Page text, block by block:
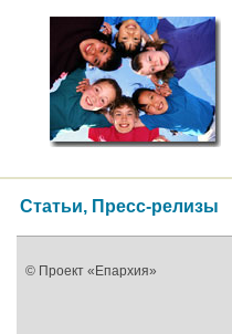
Статьи, Пресс-релизы
© Проект «Епархия»